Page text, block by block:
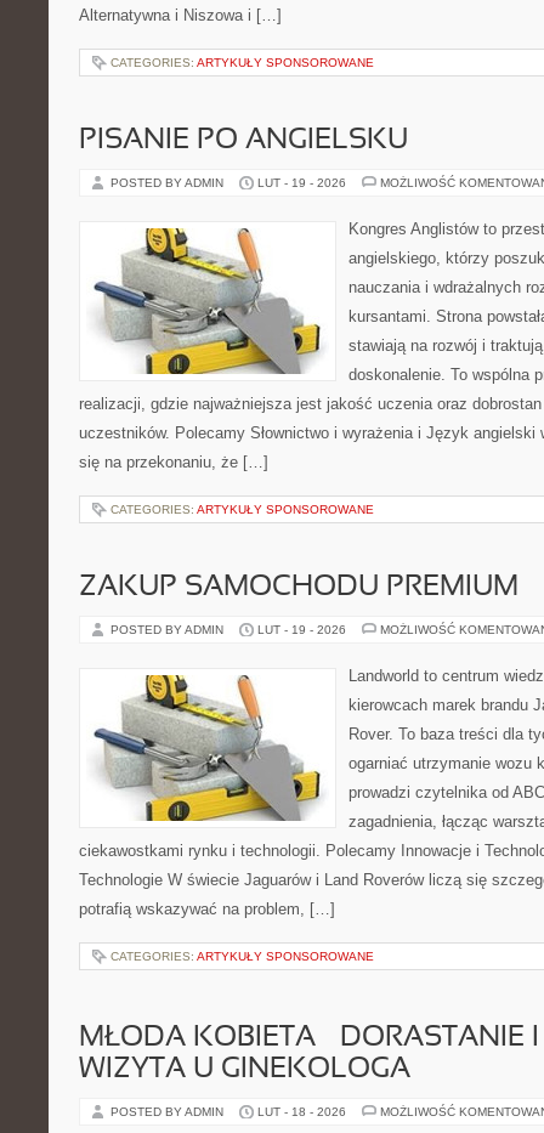
Alternatywna i Niszowa i […]
CATEGORIES: ARTYKUŁY SPONSOROWANE
PISANIE PO ANGIELSKU
POSTED BY ADMIN LUT - 19 - 2026 MOŻLIWOŚĆ
Kongres Anglistów to
angielskiego, którzy
nauczania i wdrażalnych
kursantami. Strona
stawiają na rozwój i
doskonalenie. To wspólna
realizacji, gdzie najważniejsza jest jakość uczenia oraz
uczestników. Polecamy Słownictwo i wyrażenia i Język angielski
się na przekonaniu, że […]
CATEGORIES: ARTYKUŁY SPONSOROWANE
ZAKUP SAMOCHODU PREMIUM
POSTED BY ADMIN LUT - 19 - 2026 MOŻLIWOŚĆ
Landworld to centrum
kierowcach marek brandu
Rover. To baza treści dla
ogarniać utrzymanie wozu
prowadzi czytelnika od
zagadnienia, łącząc
ciekawostkami rynku i technologii. Polecamy Innowacje i
Technologie W świecie Jaguarów i Land Roverów liczą się
potrafią wskazywać na problem, […]
CATEGORIES: ARTYKUŁY SPONSOROWANE
MŁODA KOBIETA – DORASTANIE
WIZYTA U GINEKOLOGA
POSTED BY ADMIN LUT - 18 - 2026 MOŻLIWOŚĆ